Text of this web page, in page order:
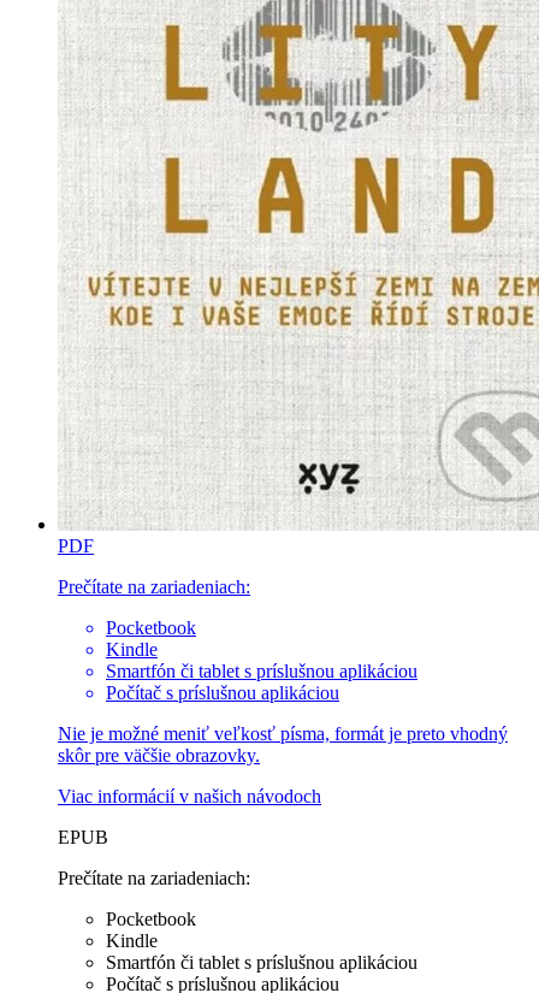
PDF
Prečítate na zariadeniach:
Pocketbook
Kindle
Smartfón či tablet s príslušnou aplikáciou
Počítač s príslušnou aplikáciou
Nie je možné meniť veľkosť písma, formát je preto vhodný
skôr pre väčšie obrazovky.
Viac informácií v našich návodoch
EPUB
Prečítate na zariadeniach:
Pocketbook
Kindle
Smartfón či tablet s príslušnou aplikáciou
Počítač s príslušnou aplikáciou